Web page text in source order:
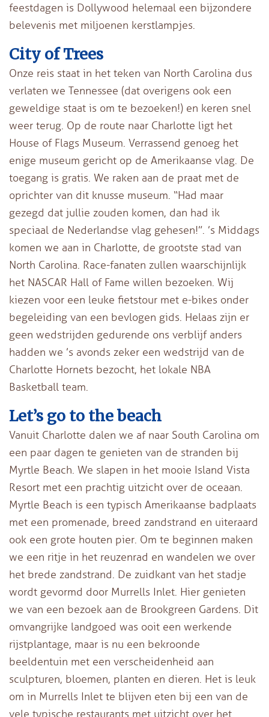
feestdagen is Dollywood helemaal een bijzondere
belevenis met miljoenen kerstlampjes.
City of Trees
Onze reis staat in het teken van North Carolina dus
verlaten we Tennessee (dat overigens ook een
geweldige staat is om te bezoeken!) en keren snel
weer terug. Op de route naar Charlotte ligt het
House of Flags Museum. Verrassend genoeg het
enige museum gericht op de Amerikaanse vlag. De
toegang is gratis. We raken aan de praat met de
oprichter van dit knusse museum. “Had maar
gezegd dat jullie zouden komen, dan had ik
speciaal de Nederlandse vlag gehesen!”. ’s Middags
komen we aan in Charlotte, de grootste stad van
North Carolina. Race-fanaten zullen waarschijnlijk
het NASCAR Hall of Fame willen bezoeken. Wij
kiezen voor een leuke fietstour met e-bikes onder
begeleiding van een bevlogen gids. Helaas zijn er
geen wedstrijden gedurende ons verblijf anders
hadden we ’s avonds zeker een wedstrijd van de
Charlotte Hornets bezocht, het lokale NBA
Basketball team.
Let’s go to the beach
Vanuit Charlotte dalen we af naar South Carolina om
een paar dagen te genieten van de stranden bij
Myrtle Beach. We slapen in het mooie Island Vista
Resort met een prachtig uitzicht over de oceaan.
Myrtle Beach is een typisch Amerikaanse badplaats
met een promenade, breed zandstrand en uiteraard
ook een grote houten pier. Om te beginnen maken
we een ritje in het reuzenrad en wandelen we over
het brede zandstrand. De zuidkant van het stadje
wordt gevormd door Murrells Inlet. Hier genieten
we van een bezoek aan de Brookgreen Gardens. Dit
omvangrijke landgoed was ooit een werkende
rijstplantage, maar is nu een bekroonde
beeldentuin met een verscheidenheid aan
sculpturen, bloemen, planten en dieren. Het is leuk
om in Murrells Inlet te blijven eten bij een van de
vele typische restaurants met uitzicht over het